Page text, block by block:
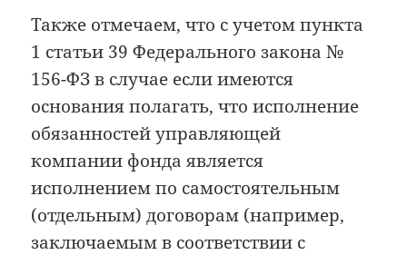
Также отмечаем, что с учетом пункта
1 статьи 39 Федерального закона №
156-ФЗ в случае если имеются
основания полагать, что исполнение
обязанностей управляющей
компании фонда является
исполнением по самостоятельным
(отдельным) договорам (например,
заключаемым в соответствии с